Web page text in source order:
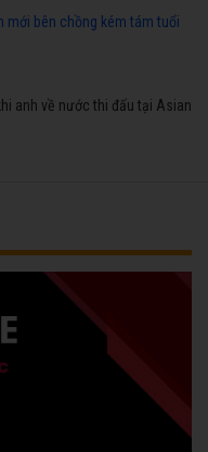
mới bên chồng kém tám tuổi
anh về nước thi đấu tại Asian